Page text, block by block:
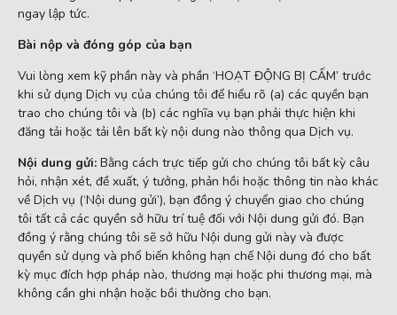
ngay lập tức.
Bài nộp và đóng góp của bạn
Vui lòng xem kỹ phần này và phần ‘HOẠT ĐỘNG BỊ CẤM’ trước
khi sử dụng Dịch vụ của chúng tôi để hiểu rõ (a) các quyền bạn
trao cho chúng tôi và (b) các nghĩa vụ bạn phải thực hiện khi
đăng tải hoặc tải lên bất kỳ nội dung nào thông qua Dịch vụ.
Nội dung gửi: Bằng cách trực tiếp gửi cho chúng tôi bất kỳ câu
hỏi, nhận xét, đề xuất, ý tưởng, phản hồi hoặc thông tin nào khác
về Dịch vụ (‘Nội dung gửi’), bạn đồng ý chuyển giao cho chúng
tôi tất cả các quyền sở hữu trí tuệ đối với Nội dung gửi đó. Bạn
đồng ý rằng chúng tôi sẽ sở hữu Nội dung gửi này và được
quyền sử dụng và phổ biến không hạn chế Nội dung đó cho bất
kỳ mục đích hợp pháp nào, thương mại hoặc phi thương mại, mà
không cần ghi nhận hoặc bồi thường cho bạn.